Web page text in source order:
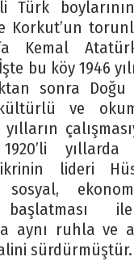
Türk
Korkut’un
Kemal
bu köy 1946
sonra Doğu
ve
1920’li
lideri
sosyal,
başlatması
aynı ruhla ve
sürdürmüştür.